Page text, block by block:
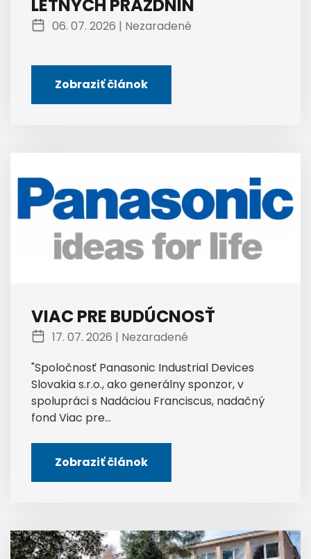
LETNÝCH PRÁZDNIN
06. 07. 2026 | Nezaradené
Zobraziť článok
VIAC PRE BUDÚCNOSŤ
17. 07. 2026 | Nezaradené
"Spoločnosť Panasonic Industrial Devices
Slovakia s.r.o., ako generálny sponzor, v
spolupráci s Nadáciou Franciscus, nadačný
fond Viac pre...
Zobraziť článok